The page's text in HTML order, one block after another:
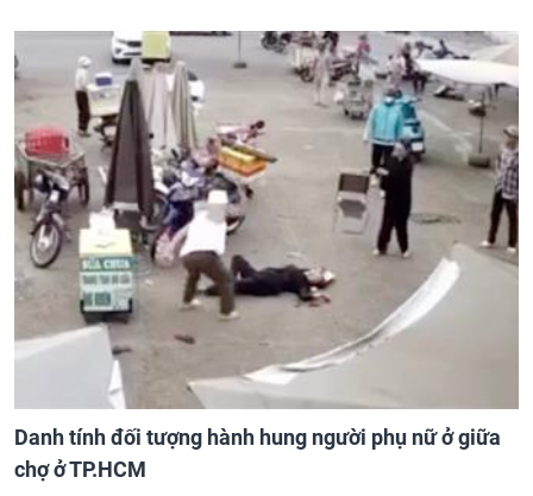
Danh tính đối tượng hành hung người phụ nữ ở giữa
chợ ở TP.HCM